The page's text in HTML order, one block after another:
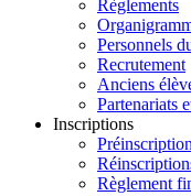
Règlements
Personnels
Recrutement
Anciens
Partenariats
Inscriptions
Règlement